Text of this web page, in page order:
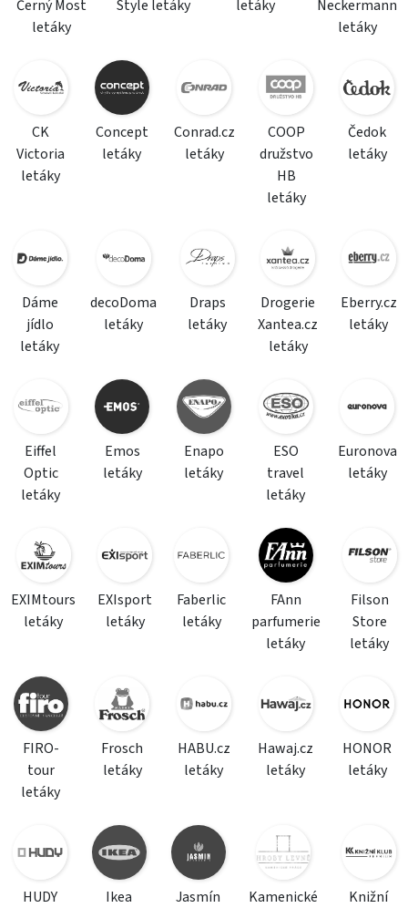
Černý Most
letáky
Style letáky letáky
Neckermann
letáky
CK
Victoria
letáky
Concept
letáky
Conrad.cz
letáky
COOP
družstvo
HB
letáky
Čedok
letáky
Dáme
jídlo
letáky
decoDoma
letáky
Draps
letáky
Drogerie
Xantea.cz
letáky
Eberry.cz
letáky
Eiffel
Optic
letáky
Emos
letáky
Enapo
letáky
ESO
travel
letáky
Euronova
letáky
EXIMtours
letáky
EXIsport
letáky
Faberlic
letáky
FAnn
parfumerie
letáky
Filson
Store
letáky
FIRO-
tour
letáky
Frosch
letáky
HABU.cz
letáky
Hawaj.cz
letáky
HONOR
letáky
HUDY
Ikea
Jasmín
Kamenické
Knižní